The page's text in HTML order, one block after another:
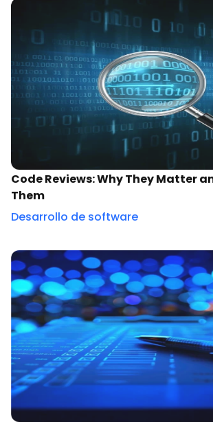
Code Reviews: Why They Matter
Them
Desarrollo de software
How to Manage Technical Debt in